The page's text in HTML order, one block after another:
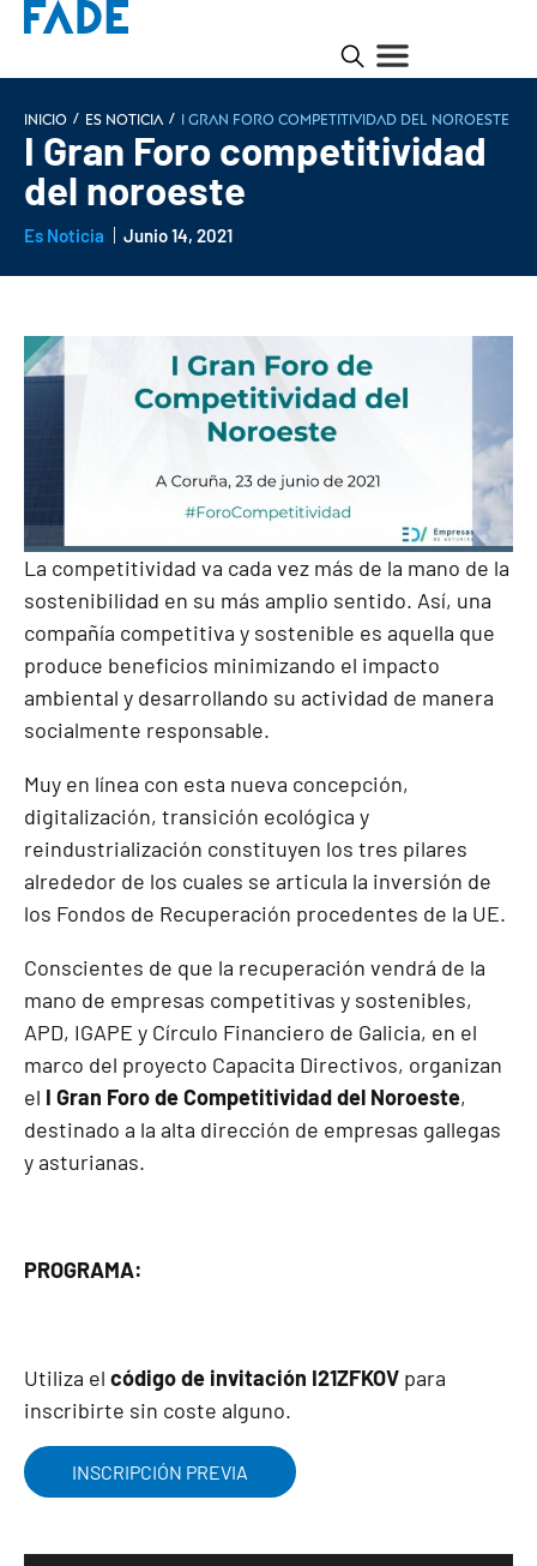
INICIO / Es noticia / I Gran Foro competitividad del noroeste
I Gran Foro competitividad
del noroeste
Es Noticia Junio 14, 2021
La competitividad va cada vez más de la mano de la
sostenibilidad en su más amplio sentido. Así, una
compañía competitiva y sostenible es aquella que
produce beneficios minimizando el impacto
ambiental y desarrollando su actividad de manera
socialmente responsable.
Muy en línea con esta nueva concepción,
digitalización, transición ecológica y
reindustrialización constituyen los tres pilares
alrededor de los cuales se articula la inversión de
los Fondos de Recuperación procedentes de la UE.
Conscientes de que la recuperación vendrá de la
mano de empresas competitivas y sostenibles,
APD, IGAPE y Círculo Financiero de Galicia, en el
marco del proyecto Capacita Directivos, organizan
el I Gran Foro de Competitividad del Noroeste,
destinado a la alta dirección de empresas gallegas
y asturianas.
PROGRAMA:
Utiliza el código de invitación I21ZFKOV para
inscribirte sin coste alguno.
INSCRIPCIÓN PREVIA